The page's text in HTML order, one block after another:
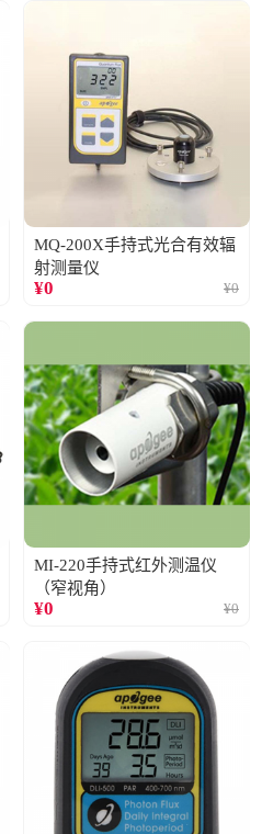
MQ-200X手持式光合有效辐
射测量仪
¥0 ¥0
MI-220手持式红外测温仪
（窄视角）
¥0 ¥0